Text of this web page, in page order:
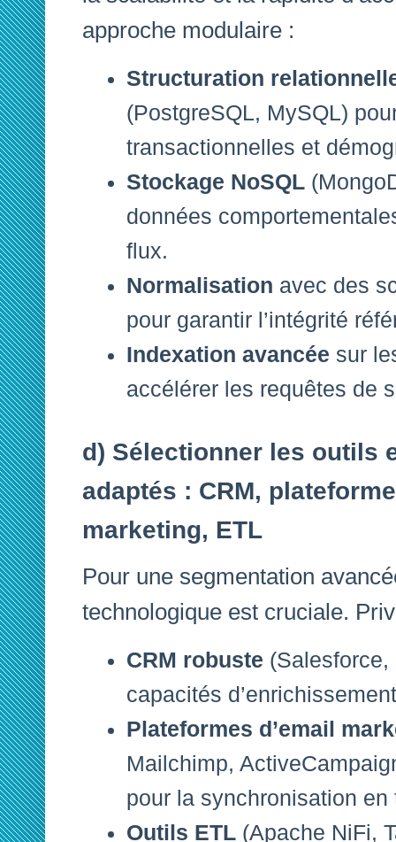
approche modulaire :
Structuration
(PostgreSQL, MySQL)
transactionnelles et
Stockage NoSQL
données
flux.
Normalisation avec des
pour garantir l’intégrité
Indexation avancée sur
accélérer les requêtes de
d) Sélectionner les outils
adaptés : CRM,
marketing, ETL
Pour une segmentation
technologique est cruciale.
CRM robuste
capacités
Plateformes d’email
Mailchimp,
pour la synchronisation en
Outils ETL (Apache NiFi,